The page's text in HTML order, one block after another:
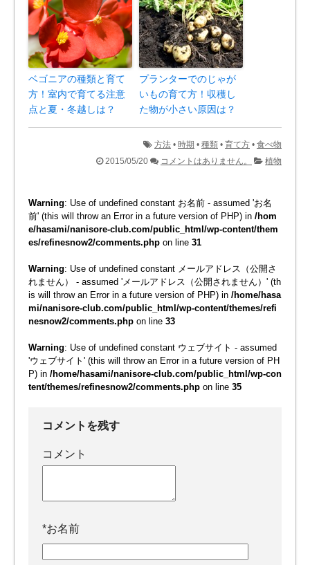
ベゴニアの種類と育て
方！室内で育てる注意
点と夏・冬越しは？
プランターでのじゃが
いもの育て方！収穫し
た物が小さい原因は？
方法 • 時期 • 種類 • 育て方 • 食べ物
2015/05/20
コメントはありません。 植物
Warning: Use of undefined constant お名前 - assumed 'お名
前' (this will throw an Error in a future version of PHP) in /hom
e/hasami/nanisore-club.com/public_html/wp-content/them
es/refinesnow2/comments.php on line 31
Warning: Use of undefined constant メールアドレス（公開さ
れません） - assumed 'メールアドレス（公開されません）' (th
is will throw an Error in a future version of PHP) in /home/hasa
mi/nanisore-club.com/public_html/wp-content/themes/refi
nesnow2/comments.php on line 33
Warning: Use of undefined constant ウェブサイト - assumed
'ウェブサイト' (this will throw an Error in a future version of PH
P) in /home/hasami/nanisore-club.com/public_html/wp-con
tent/themes/refinesnow2/comments.php on line 35
コメントを残す
コメント
*お名前